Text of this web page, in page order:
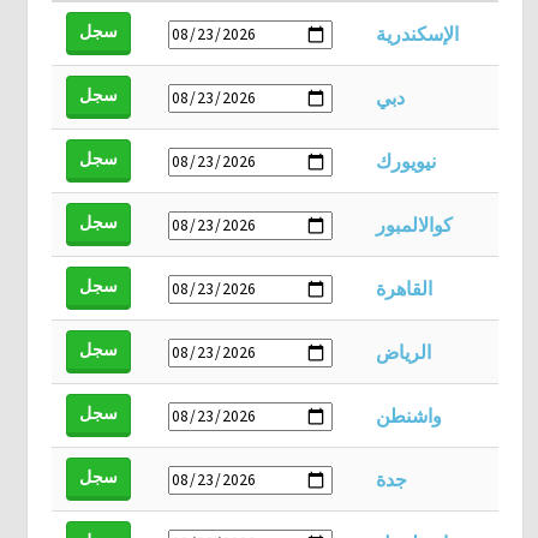
الإسكندرية سجل
دبي سجل
نيويورك سجل
كوالالمبور سجل
القاهرة سجل
الرياض سجل
واشنطن سجل
جدة سجل